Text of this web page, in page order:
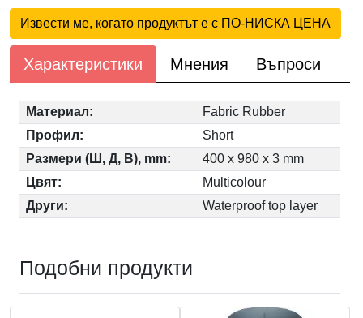
Извести ме, когато продуктът е с ПО-НИСКА ЦЕНА
Характеристики Мнения Въпроси
Материал:
Fabric Rubber
Профил:
Short
Размери (Ш, Д, В), mm:
400 x 980 x 3 mm
Цвят:
Multicolour
Други:
Waterproof top layer
Подобни продукти